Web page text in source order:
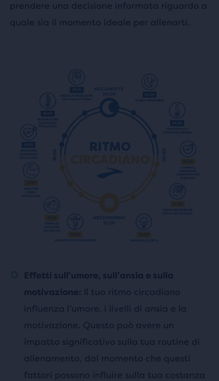
prendere una decisione informata riguardo a
quale sia il momento ideale per allenarti.
Effetti sull’umore, sull’ansia e sulla
motivazione: Il tuo ritmo circadiano
influenza l’umore, i livelli di ansia e la
motivazione. Questo può avere un
impatto significativo sulla tua routine di
allenamento, dal momento che questi
fattori possono influire sulla tua costanza